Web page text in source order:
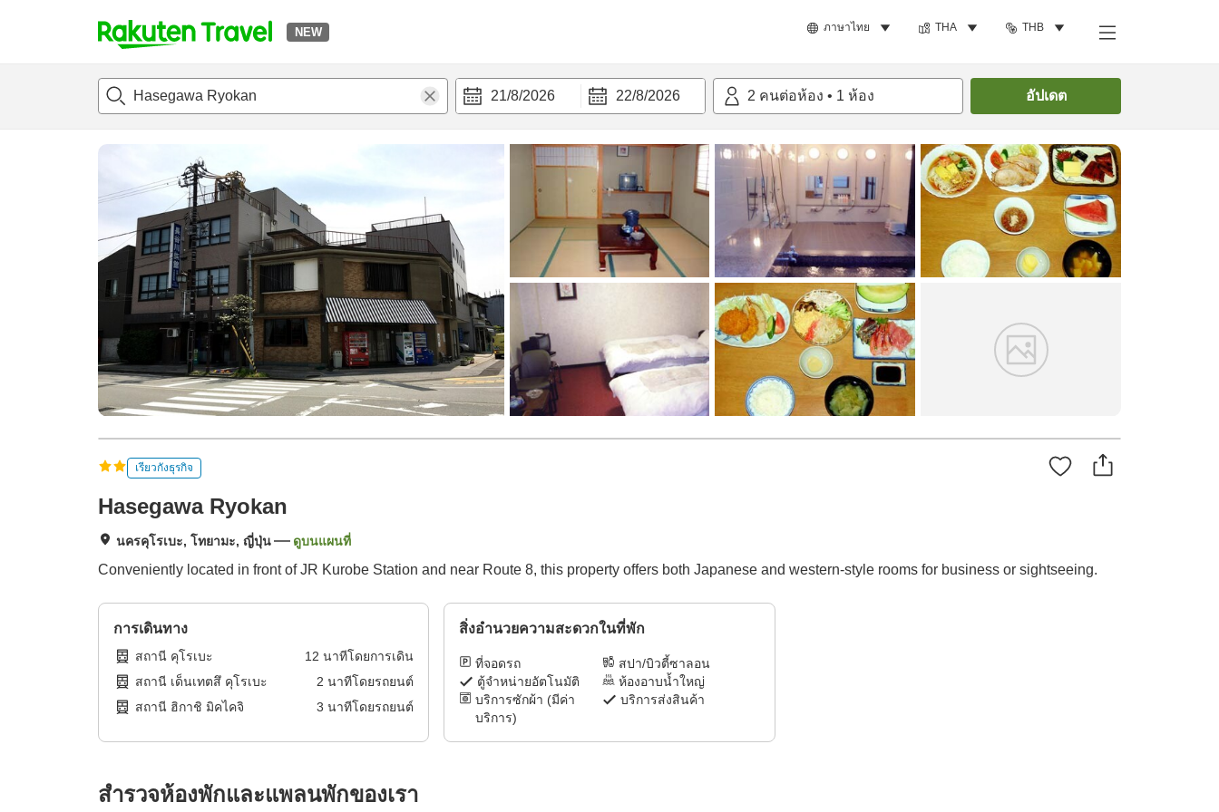
NEW ภาษาไทย THA THB
t
p
a
_
e
a
21/8/2026 22/8/2026 2 คนต่อห้อง • 1 ห้อง อัปเดต
แนะนำที่พักห้องพักและแพลนพัก ค้นหาห้องพัก
เรียวกังธุรกิจ
Hasegawa Ryokan
นครคุโรเบะ, โทยามะ, ญี่ปุ่น ดูบนแผนที่
Conveniently located in front of JR Kurobe Station and near Route 8, this property offers both Japanese and western-style rooms for business or sightseeing.
การเดินทาง
สถานี คุโรเบะ 12 นาทีโดยการเดิน
สถานี เด็นเทตสึ คุโรเบะ
2 นาทีโดยรถยนต์
สถานี ฮิกาชิ มิคไคจิ
3 นาทีโดยรถยนต์
สิ่งอำนวยความสะดวกในที่พัก
ที่จอดรถ
สปา/บิวตี้ซาลอน
ตู้จำหน่ายอัตโนมัติ
ห้องอาบน้ำใหญ่
บริการซักผ้า (มีค่า
บริการ)
บริการส่งสินค้า
สำรวจห้องพักและแพลนพักของเรา